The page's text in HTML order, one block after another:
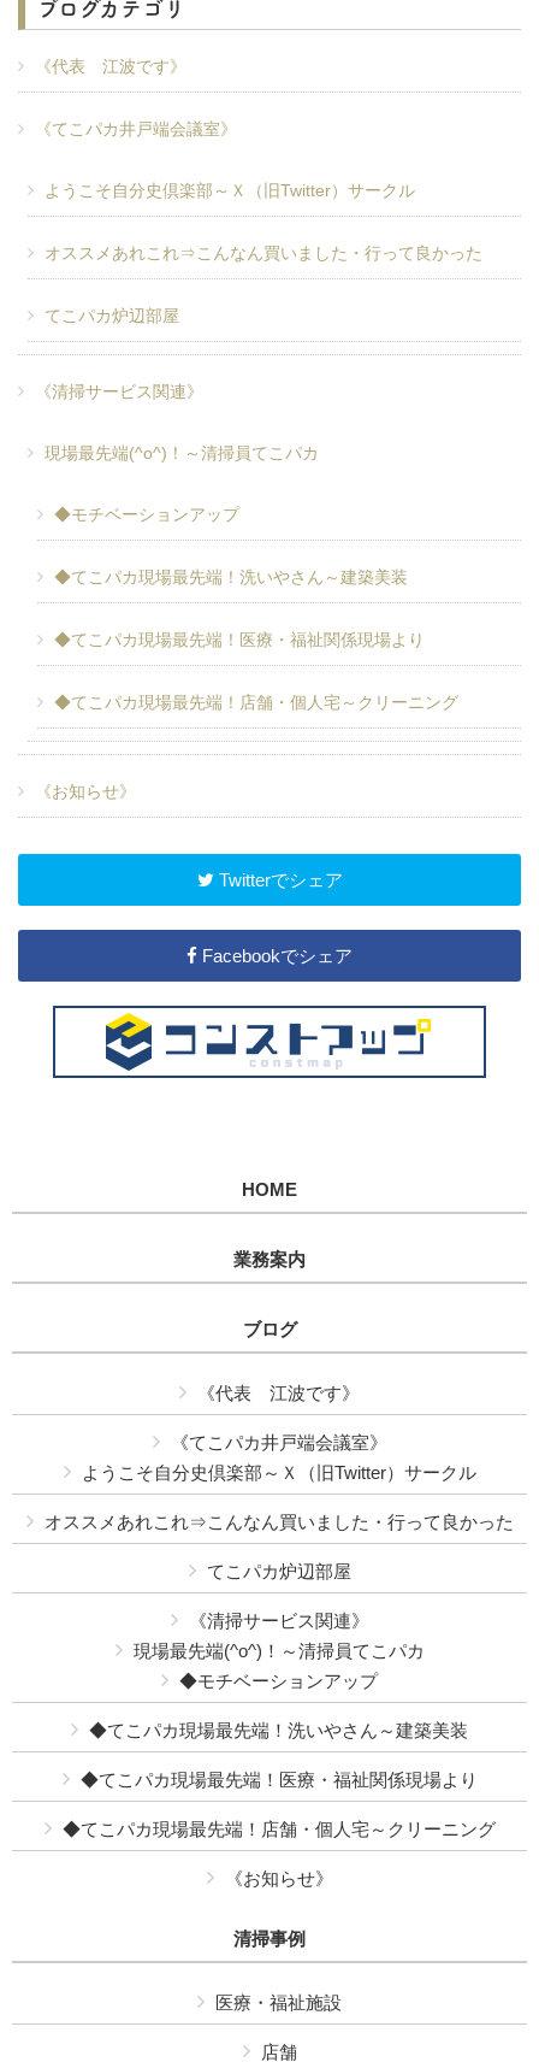
ブログカテゴリ
《代表 江波です》
《てこパカ井戸端会議室》
ようこそ自分史倶楽部～Ｘ（旧Twitter）サークル
オススメあれこれ⇒こんなん買いました・行って良かった
てこパカ炉辺部屋
《清掃サービス関連》
現場最先端(^o^)！～清掃員てこパカ
◆モチベーションアップ
◆てこパカ現場最先端！洗いやさん～建築美装
◆てこパカ現場最先端！医療・福祉関係現場より
◆てこパカ現場最先端！店舗・個人宅～クリーニング
《お知らせ》
Twitterでシェア
Facebookでシェア
HOME
業務案内
ブログ
《代表 江波です》
《てこパカ井戸端会議室》
ようこそ自分史倶楽部～Ｘ（旧Twitter）サークル
オススメあれこれ⇒こんなん買いました・行って良かった
てこパカ炉辺部屋
《清掃サービス関連》
現場最先端(^o^)！～清掃員てこパカ
◆モチベーションアップ
◆てこパカ現場最先端！洗いやさん～建築美装
◆てこパカ現場最先端！医療・福祉関係現場より
◆てこパカ現場最先端！店舗・個人宅～クリーニング
《お知らせ》
清掃事例
医療・福祉施設
店舗